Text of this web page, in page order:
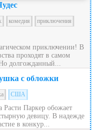
комедия
приключения
приключении! В
проходят в самом
долгожданный...
с обложки
США
Расти Паркер обожает
девицу. В надежде
в конкур...